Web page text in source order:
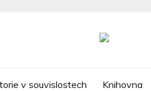
v souvislostech Knihovna